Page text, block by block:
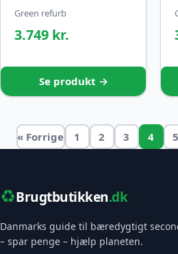
Green refurb
3.749 kr.
Se produkt →
« Forrige 1 2 3 4 5
♻️Brugtbutikken.dk
Danmarks guide til bæredygtigt
– spar penge – hjælp planeten.